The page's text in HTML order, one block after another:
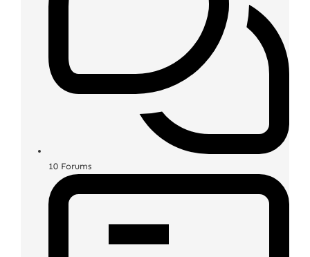
10 Forums